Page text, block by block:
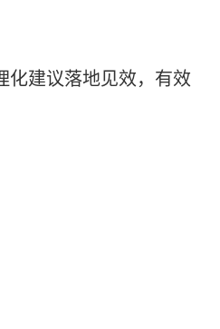
化建议落地见效，有效